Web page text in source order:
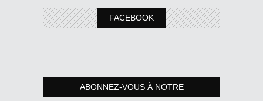
FACEBOOK
ABONNEZ-VOUS À NOTRE